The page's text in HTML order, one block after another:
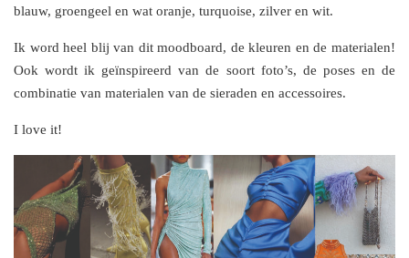
blauw, groengeel en wat oranje, turquoise, zilver en wit.
Ik word heel blij van dit moodboard, de kleuren en de materialen!
Ook wordt ik geïnspireerd van de soort foto’s, de poses en de
combinatie van materialen van de sieraden en accessoires.
I love it!